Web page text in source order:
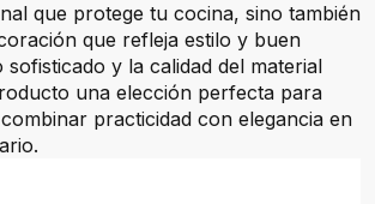
que protege tu cocina, sino también
que refleja estilo y buen
sofisticado y la calidad del material
una elección perfecta para
practicidad con elegancia en